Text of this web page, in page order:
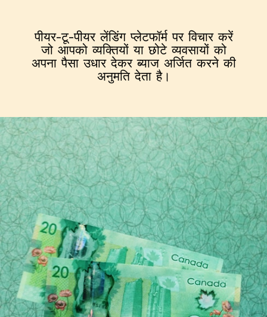
पीयर-टू-पीयर लेंडिंग प्लेटफॉर्म पर विचार करें
जो आपको व्यक्तियों या छोटे व्यवसायों को
अपना पैसा उधार देकर ब्याज अर्जित करने की
अनुमति देता है।